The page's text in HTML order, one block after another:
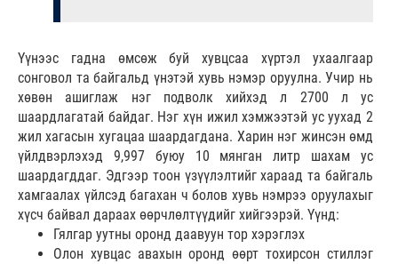
Үүнээс гадна өмсөж буй хувцсаа хүртэл ухаалгаар
сонговол та байгальд үнэтэй хувь нэмэр оруулна. Учир нь
хөвөн ашиглаж нэг подволк хийхэд л 2700 л ус
шаардлагатай байдаг. Нэг хүн ижил хэмжээтэй ус уухад 2
жил хагасын хугацаа шаардагдана. Харин нэг жинсэн өмд
үйлдвэрлэхэд 9,997 буюу 10 мянган литр шахам ус
шаардагддаг. Эдгээр тоон үзүүлэлтийг хараад та байгаль
хамгаалах үйлсэд багахан ч болов хувь нэмрээ оруулахыг
хүсч байвал дараах өөрчлөлтүүдийг хийгээрэй. Үүнд:
Гялгар уутны оронд даавуун тор хэрэглэх
Олон хувцас авахын оронд өөрт тохирсон стиллэг